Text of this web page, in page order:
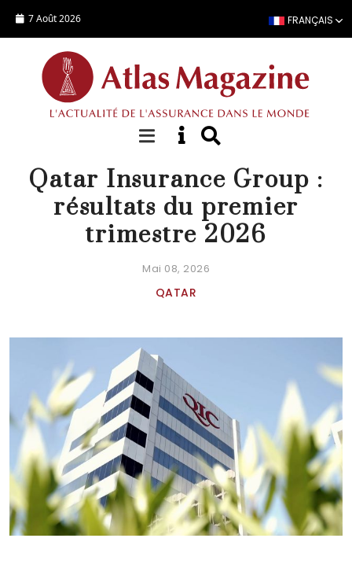
7 Août 2026 FRANÇAIS
ACTUALITÉ
Qatar Insurance Group :
résultats du premier
trimestre 2026
Mai 08, 2026
QATAR